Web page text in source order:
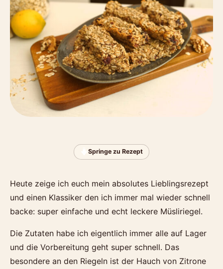
Springe zu Rezept
Heute zeige ich euch mein absolutes Lieblingsrezept
und einen Klassiker den ich immer mal wieder schnell
backe: super einfache und echt leckere Müsliriegel.
Die Zutaten habe ich eigentlich immer alle auf Lager
und die Vorbereitung geht super schnell. Das
besondere an den Riegeln ist der Hauch von Zitrone